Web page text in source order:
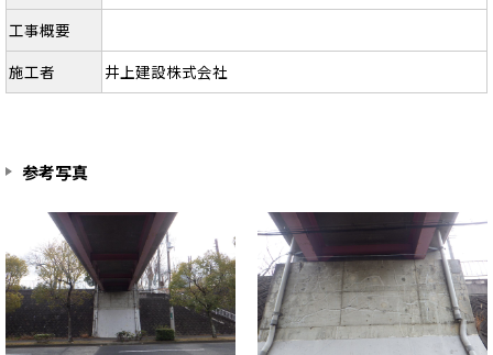
工事概要
施工者
井上建設株式会社
参考写真